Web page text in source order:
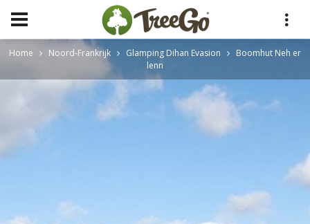
Home Noord-Frankrijk Glamping Dihan Evasion
Boomhut Neh er
lenn